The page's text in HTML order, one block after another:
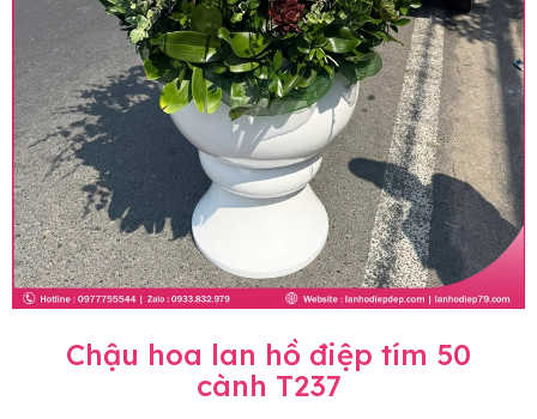
Chậu hoa lan hồ điệp tím 50
cành T237